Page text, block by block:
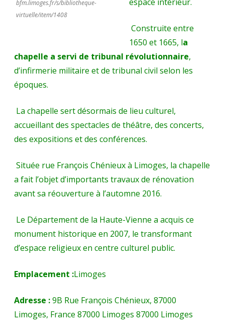
bfm.limoges.fr/s/bibliotheque-
virtuelle/item/1408
Construite entre
1650 et 1665, la
chapelle a servi de tribunal révolutionnaire,
d’infirmerie militaire et de tribunal civil selon les
époques.
La chapelle sert désormais de lieu culturel,
accueillant des spectacles de théâtre, des concerts,
des expositions et des conférences.
Située rue François Chénieux à Limoges, la chapelle
a fait l’objet d’importants travaux de rénovation
avant sa réouverture à l’automne 2016.
Le Département de la Haute-Vienne a acquis ce
monument historique en 2007, le transformant
d’espace religieux en centre culturel public.
Emplacement :Limoges
Adresse :9B Rue François Chénieux, 87000
Limoges, France 87000 Limoges 87000 Limoges